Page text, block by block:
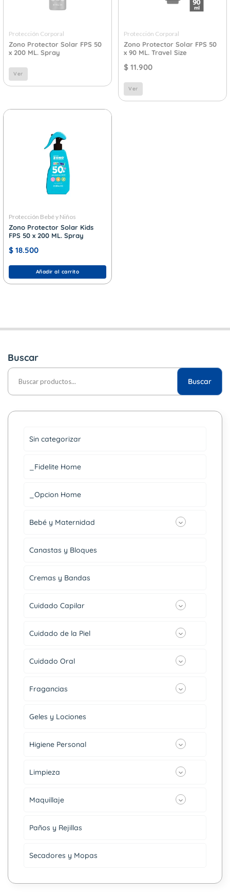
Protección Corporal
Zono Protector Solar FPS 50
x 200 ML. Spray
Ver
Protección Corporal
Zono Protector Solar FPS 50
x 90 ML. Travel Size
$ 11.900
Ver
Protección Bebé y Niños
Zono Protector Solar Kids
FPS 50 x 200 ML. Spray
$ 18.500
Añadir al carrito
Buscar
Buscar
Sin categorizar
_Fidelite Home
_Opcion Home
Bebé y Maternidad
Canastas y Bloques
Cremas y Bandas
Cuidado Capilar
Cuidado de la Piel
Cuidado Oral
Fragancias
Geles y Lociones
Higiene Personal
Limpieza
Maquillaje
Paños y Rejillas
Secadores y Mopas